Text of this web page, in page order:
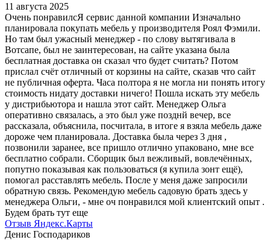
11 августа 2025
Очень понравилсЯ сервис данной компании Изначально
планировала покупать мебель у производителя Роял Фэмили.
Но там был ужасный менеджер - по слову вытягивала в
Вотсапе, был не заинтересован, на сайте указана была
бесплатная доставка он сказал что будет считать? Потом
прислал счёт отличный от корзины на сайте, сказав что сайт
не публичная оферта. Часа полтора я не могла ни понять итогу
стоимость нидату доставки ничего! Пошла искать эту мебель
у дистрибьютора и нашла этот сайт. Менеджер Ольга
оперативно связалась, а это был уже позднй вечер, все
рассказала, объяснила, посчитала, в итоге я взяла мебель даже
дороже чем планировала. Доставка была через 3 дня ,
позвонили заранее, все пришло отлично упаковано, мне все
бесплатно собрали. Сборщик был вежливый, вовлечённых,
попутно показывая как пользоваться (я купила зонт ещё),
помогал расставлять мебель. После у меня даже запросили
обратную связь. Рекомендую мебель садовую брать здесь у
менеджера Ольги, - мне оч понравился мой клиентский опыт .
Будем брать тут еще
Отзыв Яндекс.Карты
Денис Господариков